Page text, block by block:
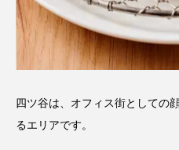
四ツ谷は、オフィス街としての
るエリアです。